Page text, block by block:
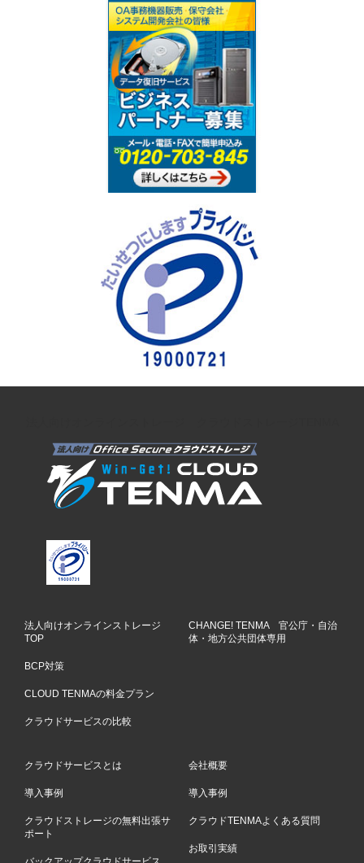
法人向けオンラインストレージ
TOP
BCP対策
CLOUD TENMAの料金プラン
クラウドサービスの比較
CHANGE! TENMA 官公庁・自治
体・地方公共団体専用
クラウドサービスとは
導入事例
クラウドストレージの無料出張サ
ポート
会社概要
導入事例
クラウドTENMAよくある質問
お取引実績